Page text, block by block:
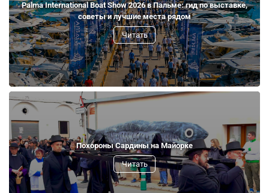
Palma International Boat Show 2026 в Пальме: гид по выставке,
советы и лучшие места рядом
Читать
Похороны Сардины на Майорке
Читать